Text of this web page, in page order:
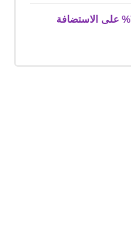
دومين مجانى تخفيض يصل إلى 78% على الاستضافة